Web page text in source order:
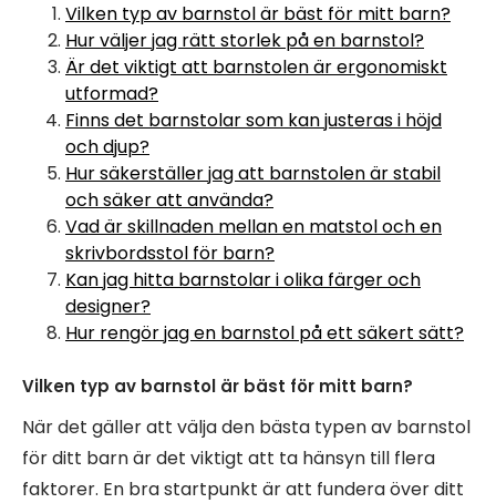
Vilken typ av barnstol är bäst för mitt barn?
Hur väljer jag rätt storlek på en barnstol?
Är det viktigt att barnstolen är ergonomiskt
utformad?
Finns det barnstolar som kan justeras i höjd
och djup?
Hur säkerställer jag att barnstolen är stabil
och säker att använda?
Vad är skillnaden mellan en matstol och en
skrivbordsstol för barn?
Kan jag hitta barnstolar i olika färger och
designer?
Hur rengör jag en barnstol på ett säkert sätt?
Vilken typ av barnstol är bäst för mitt barn?
När det gäller att välja den bästa typen av barnstol
för ditt barn är det viktigt att ta hänsyn till flera
faktorer. En bra startpunkt är att fundera över ditt